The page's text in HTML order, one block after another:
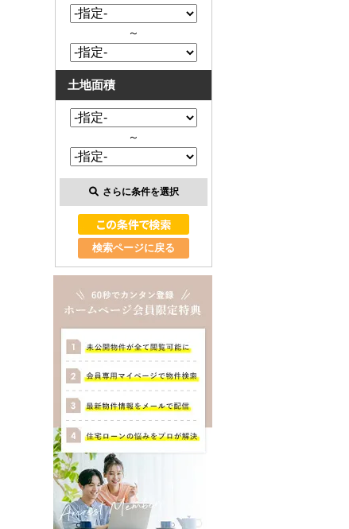
～
土地面積
～
さらに条件を選択
検索ページに戻る